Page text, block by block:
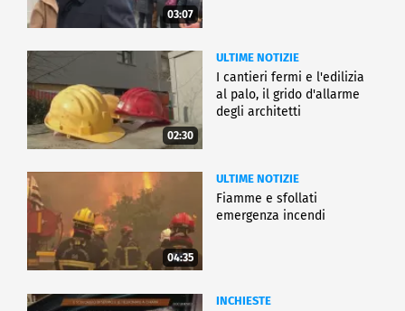
03:07
02:30
ULTIME NOTIZIE
I cantieri fermi e l'edilizia
al palo, il grido d'allarme
degli architetti
04:35
ULTIME NOTIZIE
Fiamme e sfollati
emergenza incendi
INCHIESTE